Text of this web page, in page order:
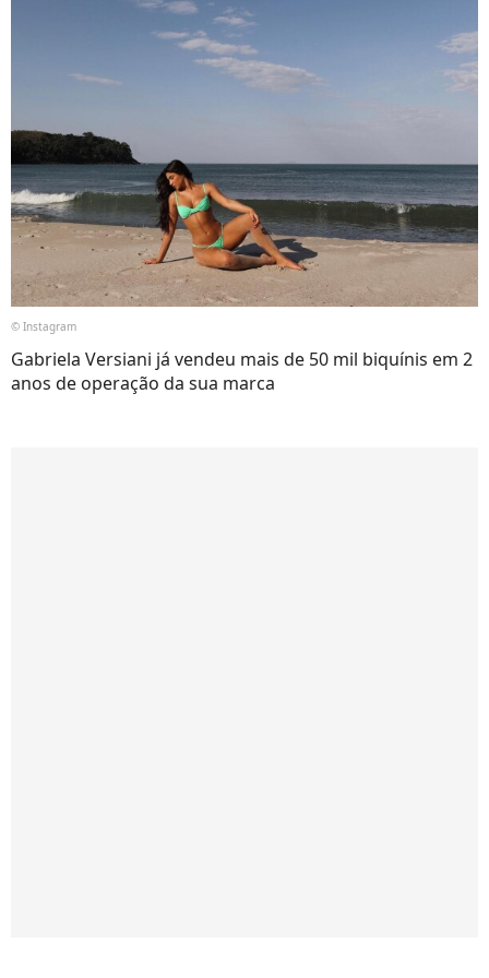
© Instagram
Gabriela Versiani já vendeu mais de 50 mil biquínis em 2
anos de operação da sua marca